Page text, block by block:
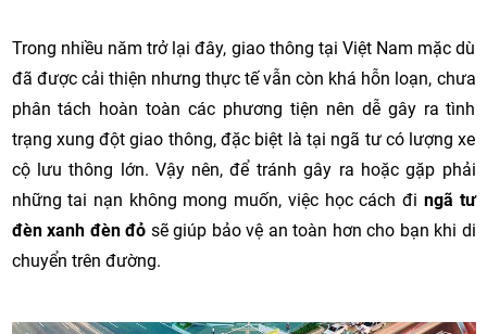
Trong nhiều năm trở lại đây, giao thông tại Việt Nam mặc dù
đã được cải thiện nhưng thực tế vẫn còn khá hỗn loạn, chưa
phân tách hoàn toàn các phương tiện nên dễ gây ra tình
trạng xung đột giao thông, đặc biệt là tại ngã tư có lượng xe
cộ lưu thông lớn. Vậy nên, để tránh gây ra hoặc gặp phải
những tai nạn không mong muốn, việc học cách đi ngã tư
đèn xanh đèn đỏ sẽ giúp bảo vệ an toàn hơn cho bạn khi di
chuyển trên đường.